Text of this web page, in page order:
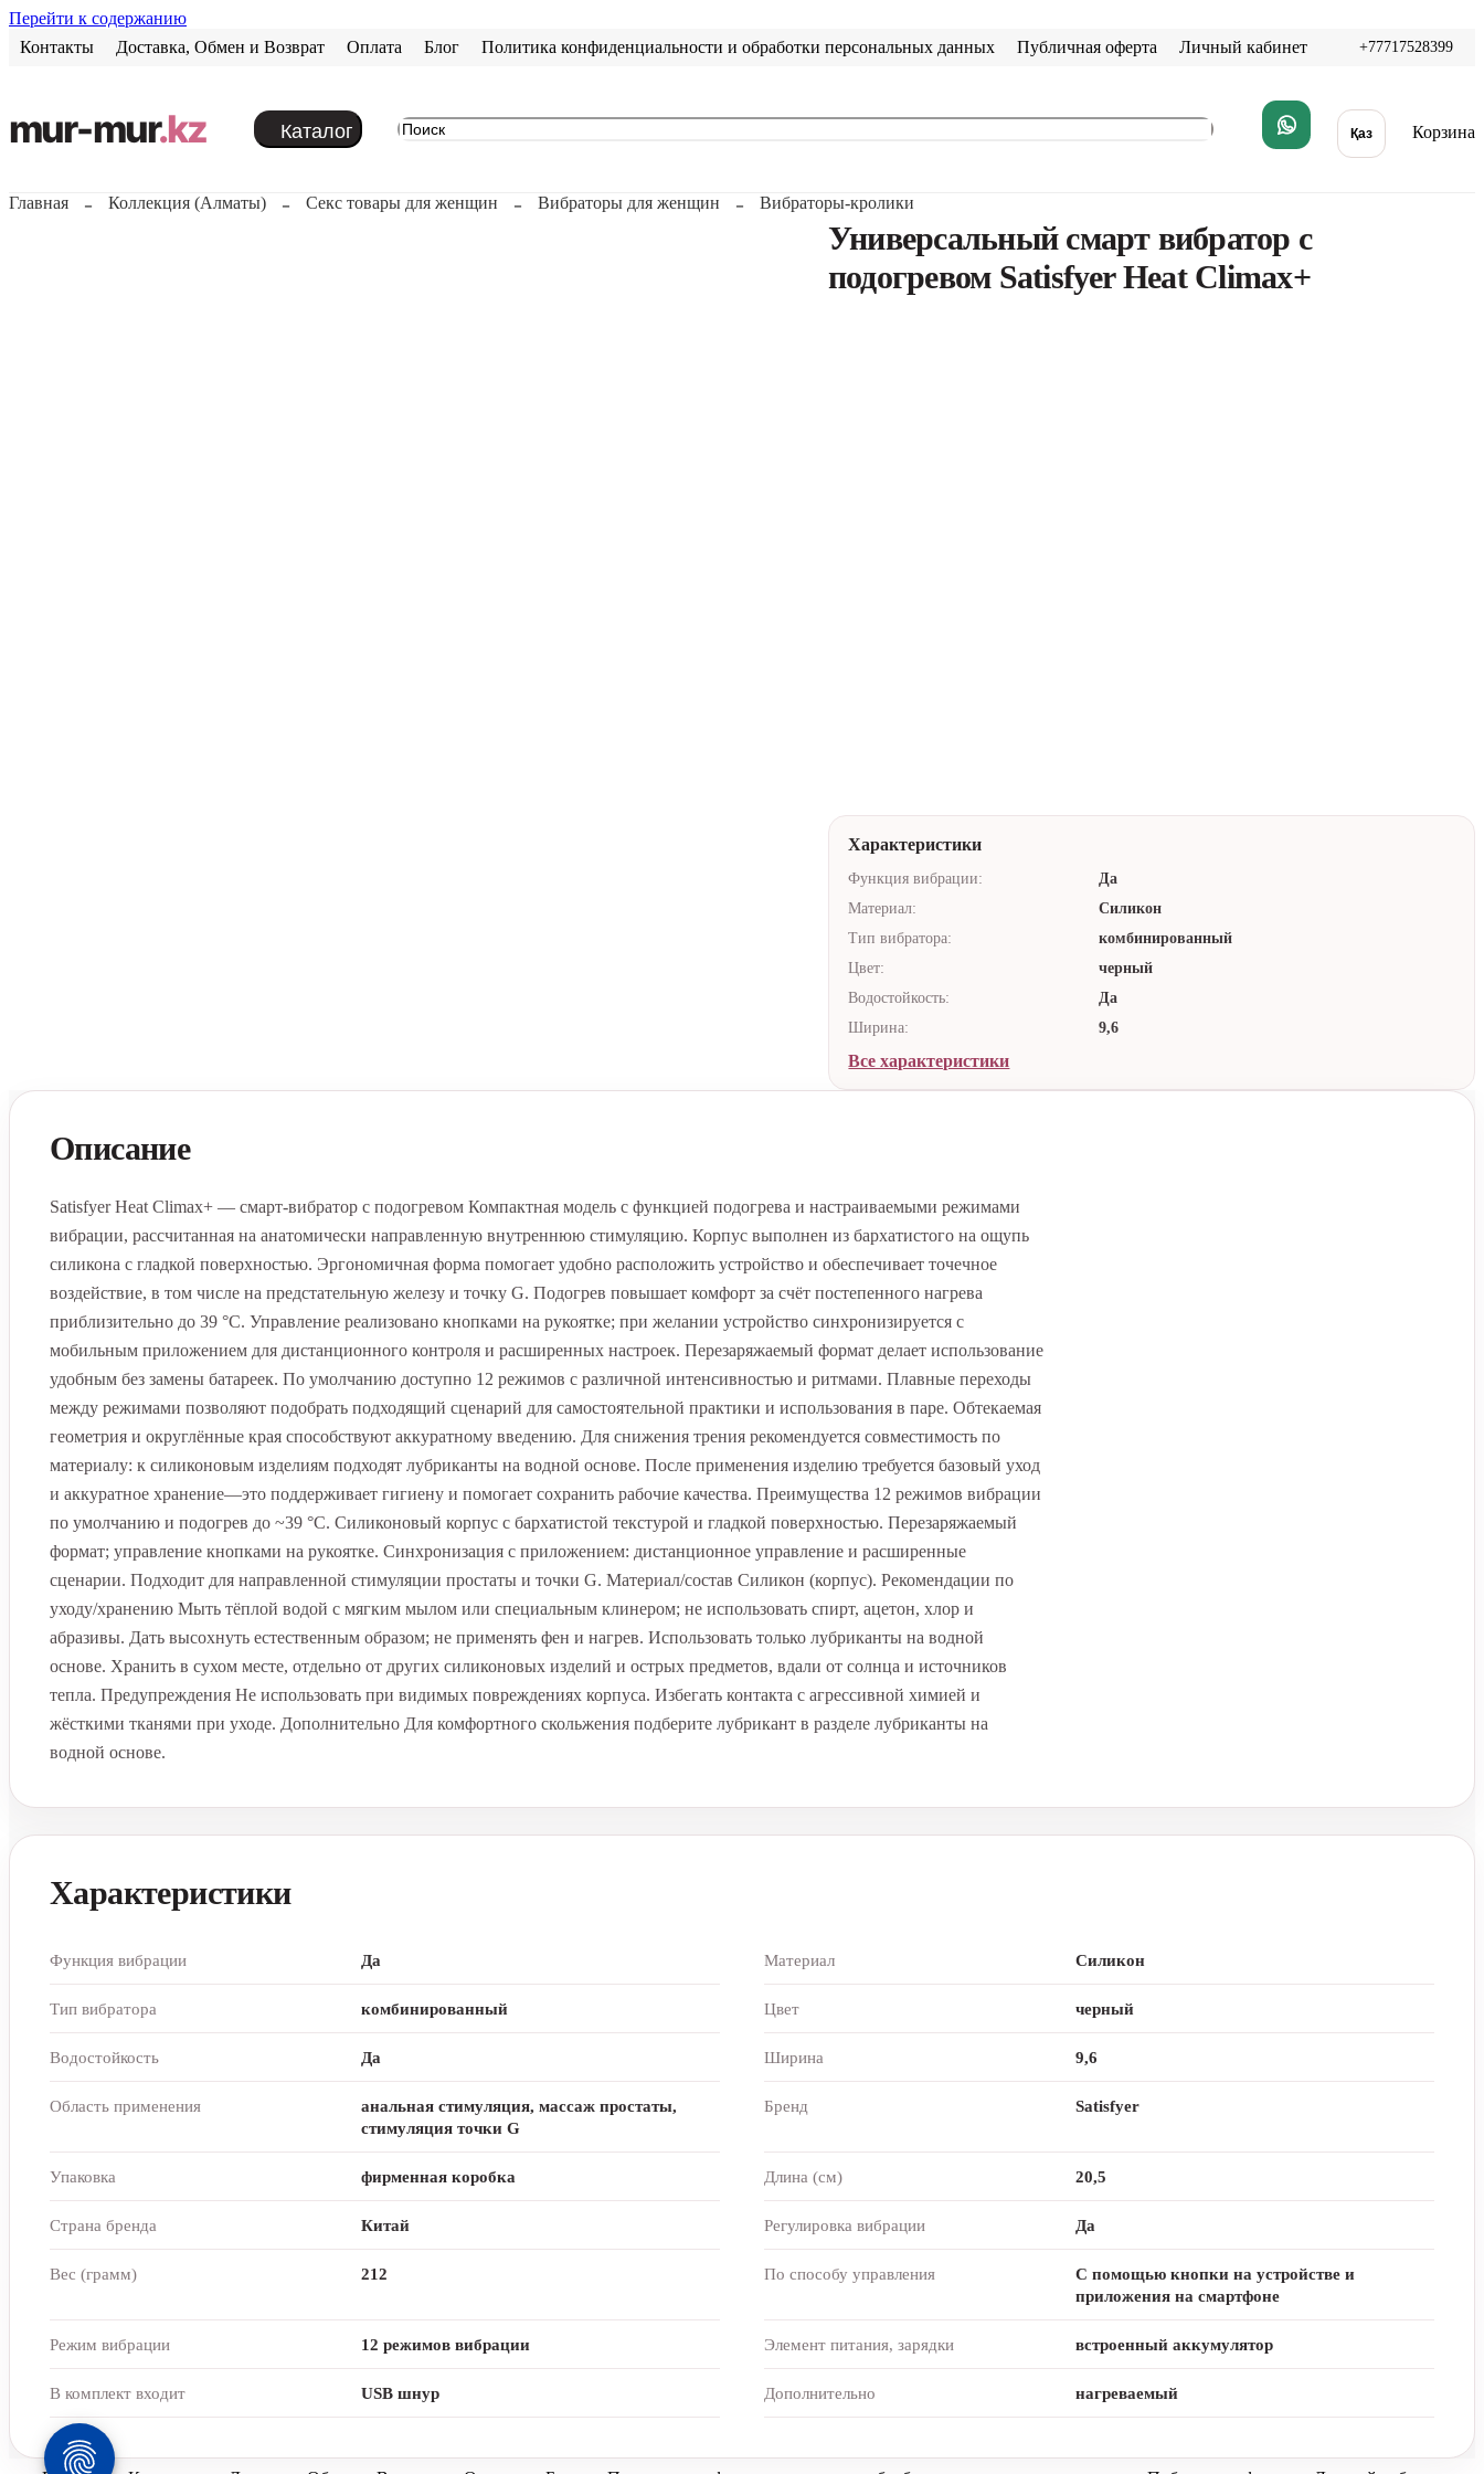
Перейти к содержанию
Контакты
Доставка, Обмен и Возврат Оплата Блог Политика конфиденциальности и обработки персональных данных Публичная оферта Личный кабинет +77717528399
mur-mur.kz Каталог Қаз Корзина
Главная Коллекция (Алматы) Секс товары для женщин Вибраторы для женщин Вибраторы-кролики
Универсальный смарт вибратор с
подогревом Satisfyer Heat Climax+
Характеристики
Функция вибрации:
Да
Материал:
Силикон
Тип вибратора:
комбинированный
Цвет:
черный
Водостойкость:
Да
Ширина:
9,6
Все характеристики
Описание
Satisfyer Heat Climax+ — смарт-вибратор с подогревом Компактная модель с функцией подогрева и настраиваемыми режимами
вибрации, рассчитанная на анатомически направленную внутреннюю стимуляцию. Корпус выполнен из бархатистого на ощупь
силикона с гладкой поверхностью. Эргономичная форма помогает удобно расположить устройство и обеспечивает точечное
воздействие, в том числе на предстательную железу и точку G. Подогрев повышает комфорт за счёт постепенного нагрева
приблизительно до 39 °C. Управление реализовано кнопками на рукоятке; при желании устройство синхронизируется с
мобильным приложением для дистанционного контроля и расширенных настроек. Перезаряжаемый формат делает использование
удобным без замены батареек. По умолчанию доступно 12 режимов с различной интенсивностью и ритмами. Плавные переходы
между режимами позволяют подобрать подходящий сценарий для самостоятельной практики и использования в паре. Обтекаемая
геометрия и округлённые края способствуют аккуратному введению. Для снижения трения рекомендуется совместимость по
материалу: к силиконовым изделиям подходят лубриканты на водной основе. После применения изделию требуется базовый уход
и аккуратное хранение—это поддерживает гигиену и помогает сохранить рабочие качества. Преимущества 12 режимов вибрации
по умолчанию и подогрев до ~39 °C. Силиконовый корпус с бархатистой текстурой и гладкой поверхностью. Перезаряжаемый
формат; управление кнопками на рукоятке. Синхронизация с приложением: дистанционное управление и расширенные
сценарии. Подходит для направленной стимуляции простаты и точки G. Материал/состав Силикон (корпус). Рекомендации по
уходу/хранению Мыть тёплой водой с мягким мылом или специальным клинером; не использовать спирт, ацетон, хлор и
абразивы. Дать высохнуть естественным образом; не применять фен и нагрев. Использовать только лубриканты на водной
основе. Хранить в сухом месте, отдельно от других силиконовых изделий и острых предметов, вдали от солнца и источников
тепла. Предупреждения Не использовать при видимых повреждениях корпуса. Избегать контакта с агрессивной химией и
жёсткими тканями при уходе. Дополнительно Для комфортного скольжения подберите лубрикант в разделе лубриканты на
водной основе.
Характеристики
Функция вибрации Да Материал Силикон
Тип вибратора комбинированный Цвет черный
Водостойкость Да Ширина 9,6
Область применения
анальная стимуляция, массаж простаты,
стимуляция точки G
Бренд Satisfyer
Упаковка фирменная коробка Длина (см) 20,5
Страна бренда Китай Регулировка вибрации Да
Вес (грамм) 212 По способу управления
С помощью кнопки на устройстве и
приложения на смартфоне
Режим вибрации 12 режимов вибрации Элемент питания, зарядки встроенный аккумулятор
В комплект входит USB шнур Дополнительно нагреваемый